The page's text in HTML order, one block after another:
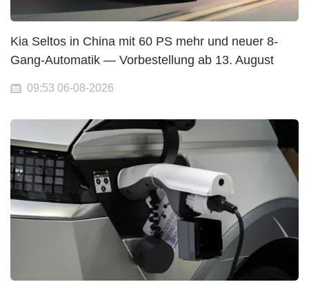
Kia Seltos in China mit 60 PS mehr und neuer 8-
Gang-Automatik — Vorbestellung ab 13. August
09:53 06-08-2026